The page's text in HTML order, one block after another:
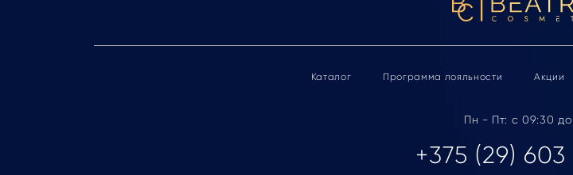
Каталог Программа лояльности Акции
Пн - Пт: с 09:30 до
+375 (29) 603